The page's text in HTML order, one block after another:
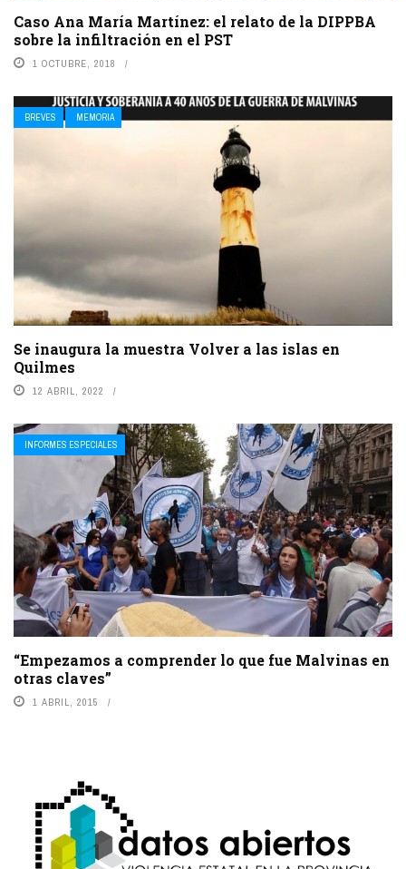
Caso Ana María Martínez: el relato de la DIPPBA
sobre la infiltración en el PST
1 OCTUBRE, 2018
BREVES MEMORIA
Se inaugura la muestra Volver a las islas en
Quilmes
12 ABRIL, 2022
INFORMES ESPECIALES
“Empezamos a comprender lo que fue Malvinas en
otras claves”
1 ABRIL, 2015